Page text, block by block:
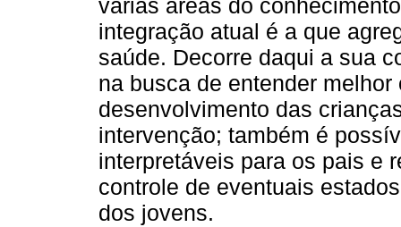
várias áreas do
integração atual é a que
saúde. Decorre daqui a sua
na busca de entender
desenvolvimento das
intervenção; também é
interpretáveis para os pais e
controle de eventuais
dos jovens.